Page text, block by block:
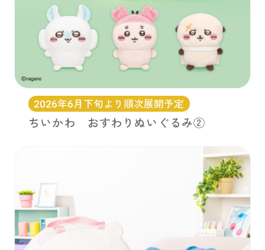
2026年6月下旬より順次展開予定
ちいかわ おすわりぬいぐるみ②